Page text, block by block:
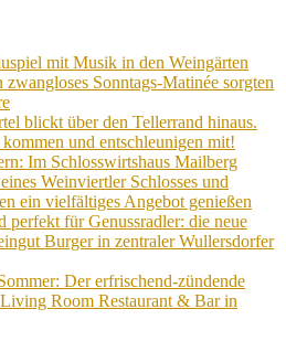
mit Musik in den Weingärten
Sonntags-Matinée sorgten
blickt über den Tellerrand hinaus.
und entschleunigen mit!
Im Schlosswirtshaus Mailberg
Weinviertler Schlosses und
ein vielfältiges Angebot genießen
perfekt für Genussradler: die neue
Burger in zentraler Wullersdorfer
Der erfrischend-zündende
Room Restaurant & Bar in